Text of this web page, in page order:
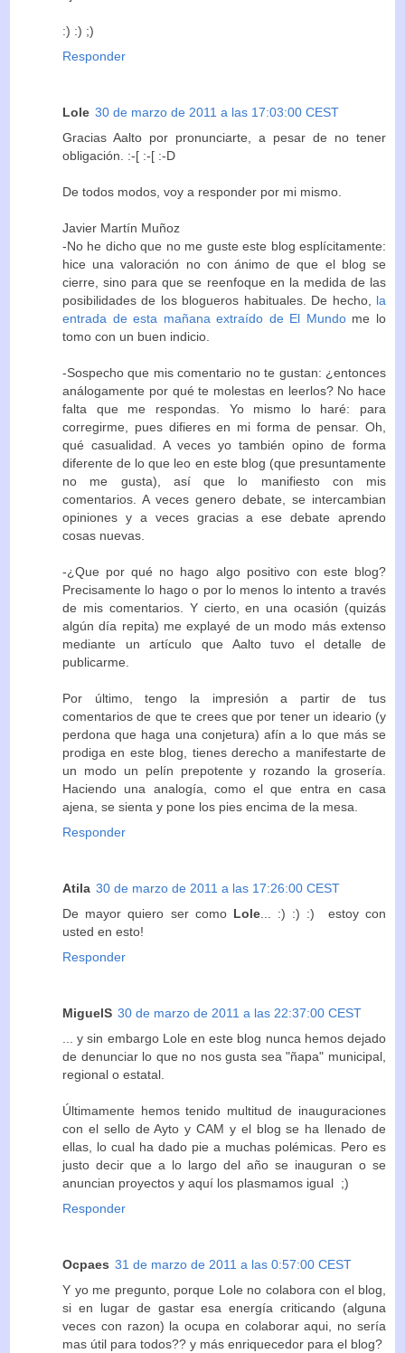
:) :) ;)
Responder
Lole 30 de marzo de 2011 a las 17:03:00 CEST
Gracias Aalto por pronunciarte, a pesar de no tener
obligación. :-[ :-[ :-D
De todos modos, voy a responder por mi mismo.
Javier Martín Muñoz
-No he dicho que no me guste este blog esplícitamente:
hice una valoración no con ánimo de que el blog se
cierre, sino para que se reenfoque en la medida de las
posibilidades de los blogueros habituales. De hecho, la
entrada de esta mañana extraído de El Mundome lo
tomo con un buen indicio.
-Sospecho que mis comentario no te gustan: ¿entonces
análogamente por qué te molestas en leerlos? No hace
falta que me respondas. Yo mismo lo haré: para
corregirme, pues difieres en mi forma de pensar. Oh,
qué casualidad. A veces yo también opino de forma
diferente de lo que leo en este blog (que presuntamente
no me gusta), así que lo manifiesto con mis
comentarios. A veces genero debate, se intercambian
opiniones y a veces gracias a ese debate aprendo
cosas nuevas.
-¿Que por qué no hago algo positivo con este blog?
Precisamente lo hago o por lo menos lo intento a través
de mis comentarios. Y cierto, en una ocasión (quizás
algún día repita) me explayé de un modo más extenso
mediante un artículo que Aalto tuvo el detalle de
publicarme.
Por último, tengo la impresión a partir de tus
comentarios de que te crees que por tener un ideario (y
perdona que haga una conjetura) afín a lo que más se
prodiga en este blog, tienes derecho a manifestarte de
un modo un pelín prepotente y rozando la grosería.
Haciendo una analogía, como el que entra en casa
ajena, se sienta y pone los pies encima de la mesa.
Responder
Atila 30 de marzo de 2011 a las 17:26:00 CEST
De mayor quiero ser como Lole... :) :) :) estoy con
usted en esto!
Responder
MiguelS 30 de marzo de 2011 a las 22:37:00 CEST
... y sin embargo Lole en este blog nunca hemos dejado
de denunciar lo que no nos gusta sea "ñapa" municipal,
regional o estatal.
Últimamente hemos tenido multitud de inauguraciones
con el sello de Ayto y CAM y el blog se ha llenado de
ellas, lo cual ha dado pie a muchas polémicas. Pero es
justo decir que a lo largo del año se inauguran o se
anuncian proyectos y aquí los plasmamos igual ;)
Responder
Ocpaes 31 de marzo de 2011 a las 0:57:00 CEST
Y yo me pregunto, porque Lole no colabora con el blog,
si en lugar de gastar esa energía criticando (alguna
veces con razon) la ocupa en colaborar aqui, no sería
mas útil para todos?? y más enriquecedor para el blog?